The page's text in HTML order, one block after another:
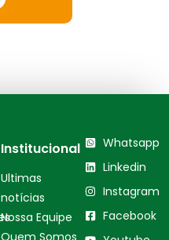
Institucional
Ultimas
notícias
Nossa Equipe
Quem Somos
Whatsapp
Linkedin
Instagram
Facebook